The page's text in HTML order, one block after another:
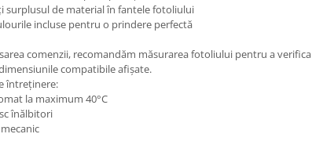
surplusul de material în fantele fotoliului
incluse pentru o prindere perfectă
comenzii, recomandăm măsurarea fotoliului pentru a verifica
compatibile afișate.
întreținere:
la maximum 40°C
înălbitori